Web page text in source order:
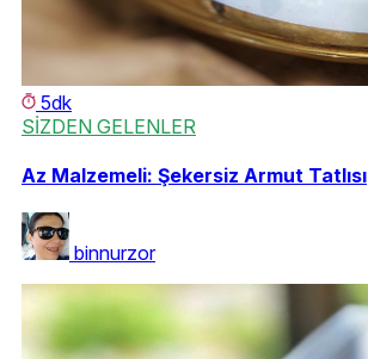
5dk
SİZDEN GELENLER
Az Malzemeli: Şekersiz Armut Tatlısı
binnurzor